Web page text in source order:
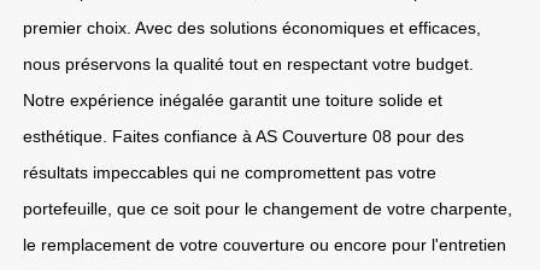
premier choix. Avec des solutions économiques et efficaces,
nous préservons la qualité tout en respectant votre budget.
Notre expérience inégalée garantit une toiture solide et
esthétique. Faites confiance à AS Couverture 08 pour des
résultats impeccables qui ne compromettent pas votre
portefeuille, que ce soit pour le changement de votre charpente,
le remplacement de votre couverture ou encore pour l'entretien